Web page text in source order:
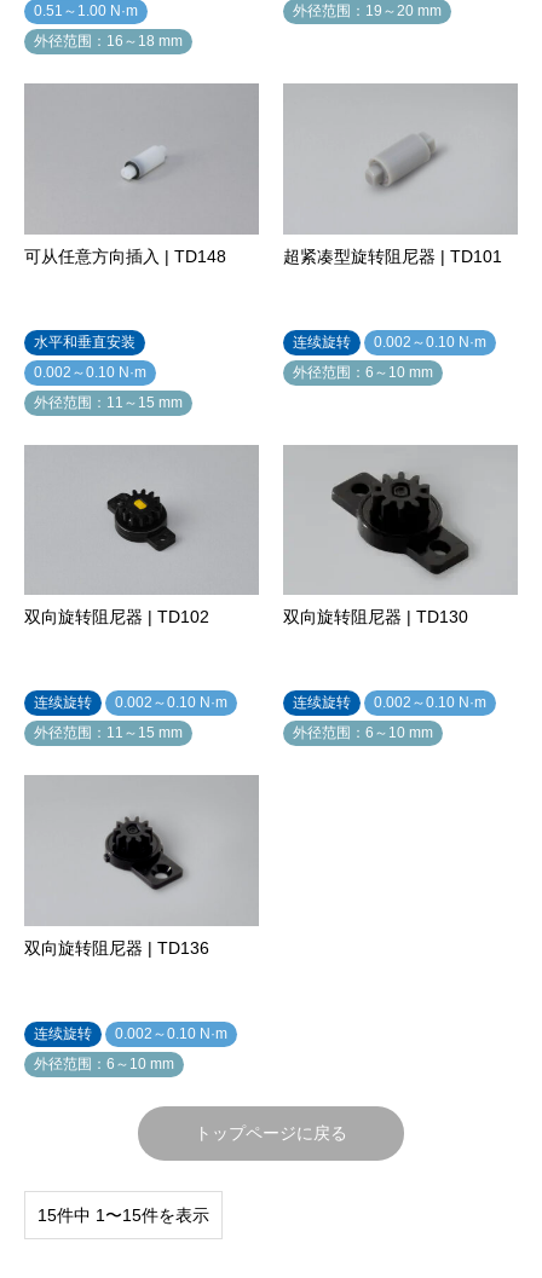
0.51～1.00 N·m
外径范围：16～18 mm
外径范围：19～20 mm
可从任意方向插入 | TD148
水平和垂直安装
0.002～0.10 N·m
外径范围：11～15 mm
超紧凑型旋转阻尼器 | TD101
连续旋转
0.002～0.10 N·m
外径范围：6～10 mm
双向旋转阻尼器 | TD102
连续旋转
0.002～0.10 N·m
外径范围：11～15 mm
双向旋转阻尼器 | TD130
连续旋转
0.002～0.10 N·m
外径范围：6～10 mm
双向旋转阻尼器 | TD136
连续旋转
0.002～0.10 N·m
外径范围：6～10 mm
トップページに戻る
15件中 1〜15件を表示